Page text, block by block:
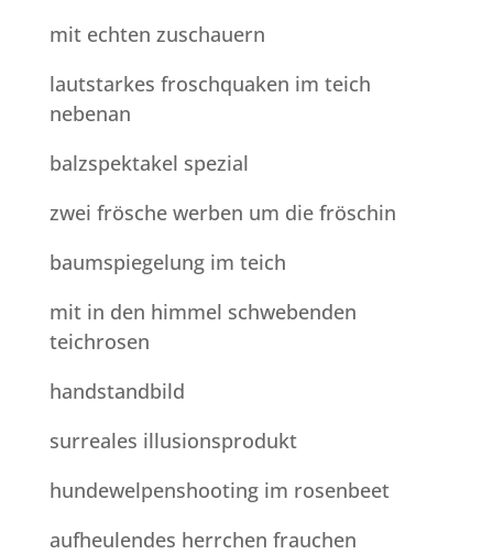
mit echten zuschauern
lautstarkes froschquaken im teich
nebenan
balzspektakel spezial
zwei frösche werben um die fröschin
baumspiegelung im teich
mit in den himmel schwebenden
teichrosen
handstandbild
surreales illusionsprodukt
hundewelpenshooting im rosenbeet
aufheulendes herrchen frauchen